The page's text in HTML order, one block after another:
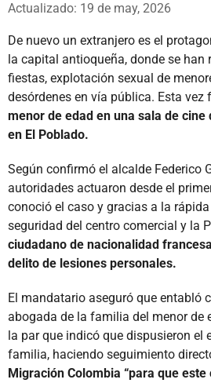
Actualizado: 19 de may, 2026
De nuevo un extranjero es el
la capital antioqueña, donde se han
fiestas, explotación sexual de
desórdenes en vía pública. Esta vez
menor de edad en una sala de
en El Poblado.
Según confirmó el alcalde Federico
autoridades actuaron desde el
conoció el caso y gracias a la
seguridad del centro comercial y la
ciudadano de nacionalidad
delito de lesiones personales.
El mandatario aseguró que entabló
abogada de la familia del menor de
la par que indicó que dispusieron el
familia, haciendo seguimiento
Migración Colombia “para que este